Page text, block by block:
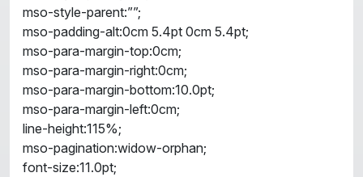
mso-style-parent:””;
mso-padding-alt:0cm 5.4pt 0cm 5.4pt;
mso-para-margin-top:0cm;
mso-para-margin-right:0cm;
mso-para-margin-bottom:10.0pt;
mso-para-margin-left:0cm;
line-height:115%;
mso-pagination:widow-orphan;
font-size:11.0pt;